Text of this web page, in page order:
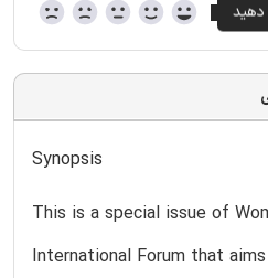
Synopsis
This is a special issue of
International Forum that